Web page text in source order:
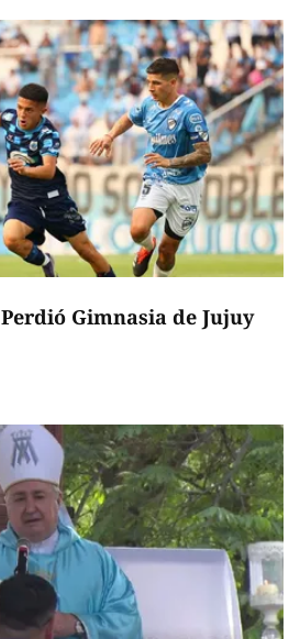
Perdió Gimnasia de Jujuy